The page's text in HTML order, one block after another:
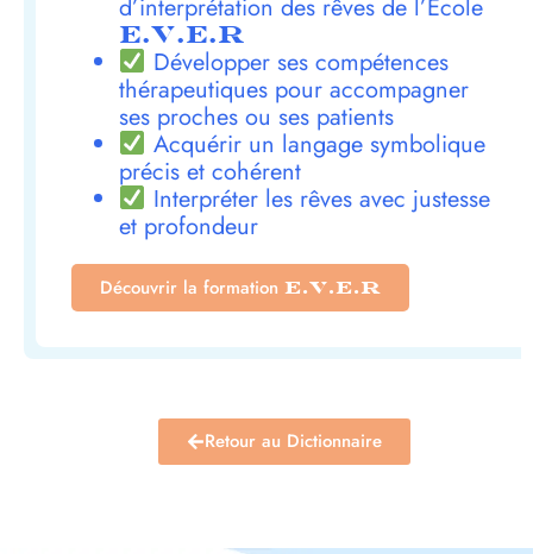
d’interprétation des rêves de l’École
E.V.E.R
Développer ses compétences
thérapeutiques pour accompagner
ses proches ou ses patients
Acquérir un langage symbolique
précis et cohérent
Interpréter les rêves avec justesse
et profondeur
Découvrir la formation E.V.E.R
Retour au Dictionnaire